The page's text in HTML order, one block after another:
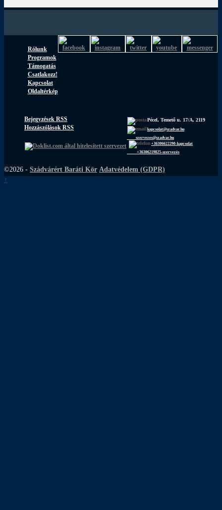
Rólunk
Programok
Támogatás
Csatlakozz!
Kapcsolat
Oldaltérkép
Bejegyzések RSS
Hozzászólások RSS
Pécel, Temető u. 17/A, 2119
kapcsolat@szadvar.hu
szervezes@szadvar.hu
+36306622290-kapcsolat
+36306219825-szervezés
©2026 - Szádvárért Baráti Kör Adatvédelem (GDPR)
↑